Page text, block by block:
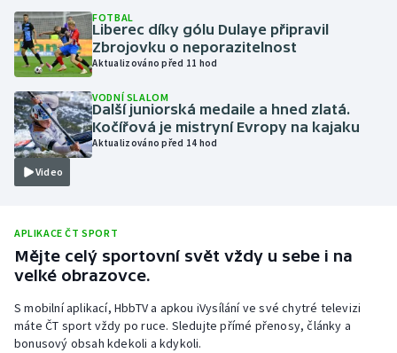
Olympijské hry
Parasport
Plavání
Plážový volejbal
Rychlobruslení
Rychlostní kanoistika
Short track
FOTBAL
Liberec díky gólu Dulaye připravil
Zbrojovku o neporazitelnost
Aktualizováno před 11 hod
Video
VODNÍ SLALOM
Další juniorská medaile a hned zlatá.
Kočířová je mistryní Evropy na kajaku
Aktualizováno před 14 hod
APLIKACE ČT SPORT
Mějte celý sportovní svět vždy u sebe i na
velké obrazovce.
S mobilní aplikací, HbbTV a apkou iVysílání ve své chytré televizi
máte ČT sport vždy po ruce. Sledujte přímé přenosy, články a
bonusový obsah kdekoli a kdykoli.